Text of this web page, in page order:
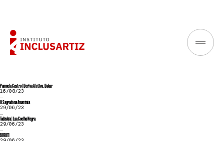
Panmela Castro | Deriva Afetiva: Dakar
16/08/23
...
O Sagrado na Amazônia
29/06/23
...
Tadáskía | Lua Coelho Negra
29/06/23
...
BURITI